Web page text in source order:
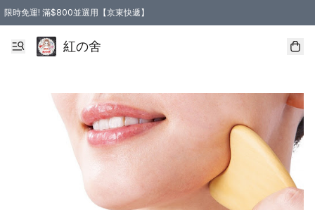
限時免運! 滿$800並選用【京東快遞】
紅の舍